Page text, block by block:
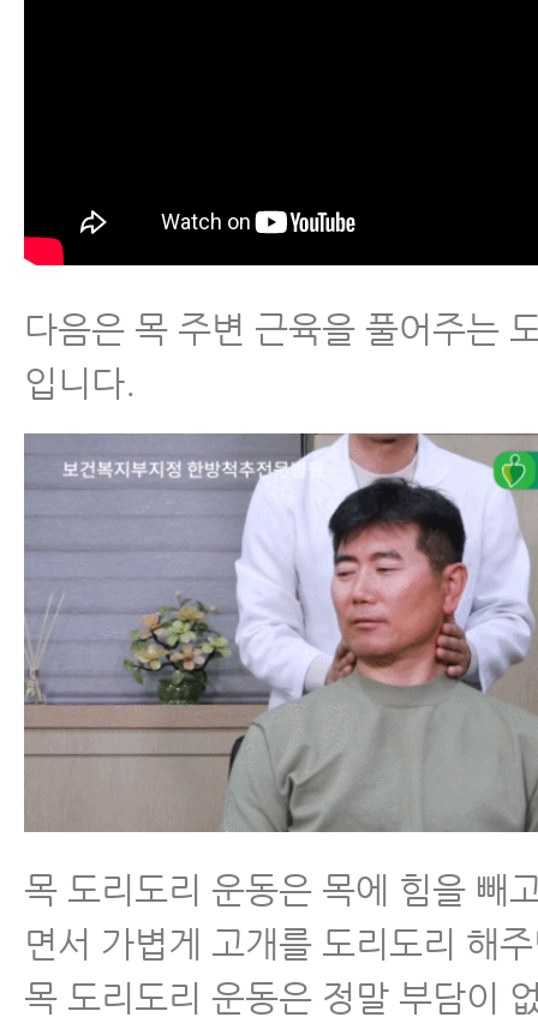
다음은 목 주변 근육을 풀어주는
입니다.
목 도리도리 운동은 목에 힘을 빼
면서 가볍게 고개를 도리도리 해
목 도리도리 운동은 정말 부담이